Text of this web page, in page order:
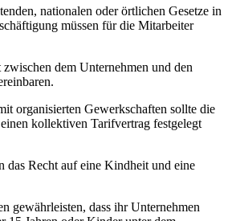
nationalen oder örtlichen Gesetze in
müssen für die Mitarbeiter
dem Unternehmen und den
organisierten Gewerkschaften sollte die
kollektiven Tarifvertrag festgelegt
das Recht auf eine Kindheit und eine
gewährleisten, dass ihr Unternehmen